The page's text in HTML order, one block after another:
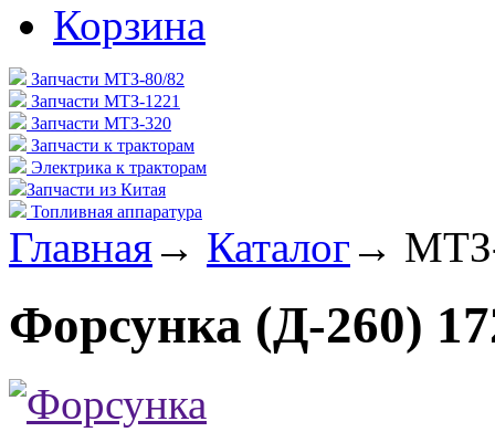
Корзина
Запчасти МТЗ-80/82
Запчасти МТЗ-1221
Запчасти МТЗ-320
Запчасти к тракторам
Электрика к тракторам
Запчасти из Китая
Топливная аппаратура
Главная→ Каталог →
Форсунка (Д-260)